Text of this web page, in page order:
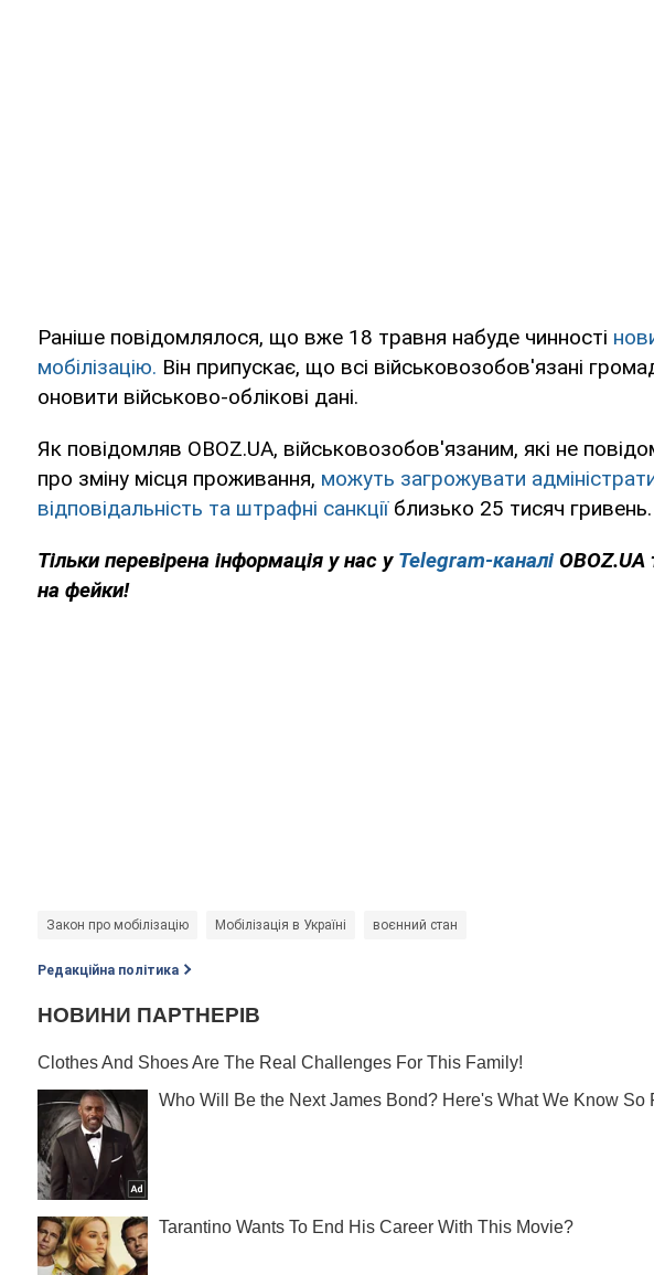
Раніше повідомлялося, що вже 18 травня набуде чинності
мобілізацію. Він припускає, що всі військовозобов'язані
оновити військово-облікові дані.
Як повідомляв OBOZ.UA, військовозобов'язаним, які не
про зміну місця проживання, можуть загрожувати
відповідальність та штрафні санкціїблизько 25 тисяч гривень.
Тільки перевірена інформація у нас у Telegram-каналі OBOZ.UA
на фейки!
Закон про мобілізацію Мобілізація в Україні воєнний стан
Редакційна політика